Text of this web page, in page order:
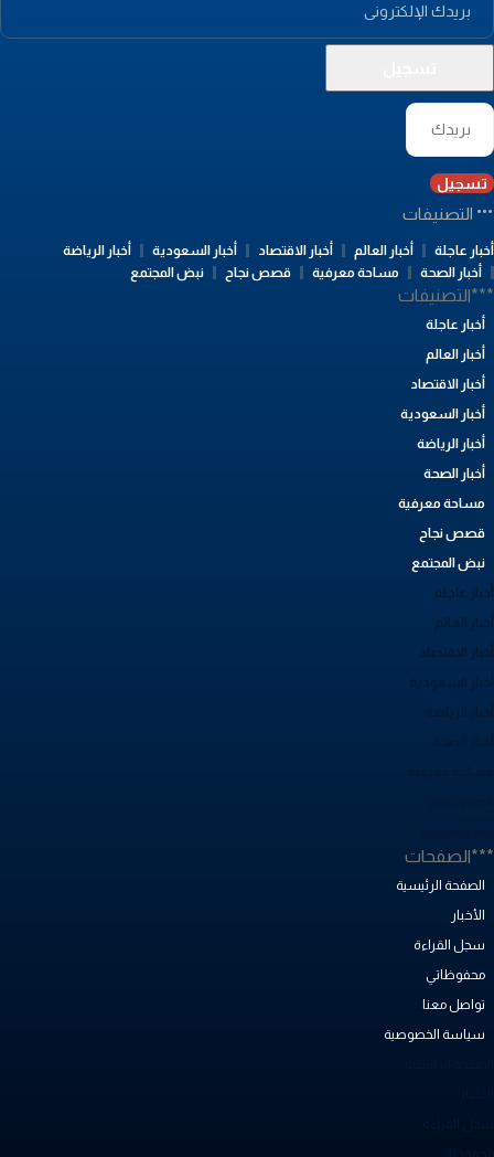
تسجيل
التصنيفات
عاجلة أخبار العالم أخبار الاقتصاد أخبار السعودية
أخبار الرياضة
أخبار الصحة
مساحة معرفية قصص نجاح نبض المجتمع
أخبار عاجلة
أخبار العالم
أخبار الاقتصاد
أخبار السعودية
أخبار الرياضة
أخبار الصحة
مساحة معرفية
قصص نجاح
نبض المجتمع
عاجلة
العالم
الاقتصاد
الصفحة الرئيسية
الأخبار
سجل القراءة
محفوظاتي
تواصل معنا
سياسة الخصوصية